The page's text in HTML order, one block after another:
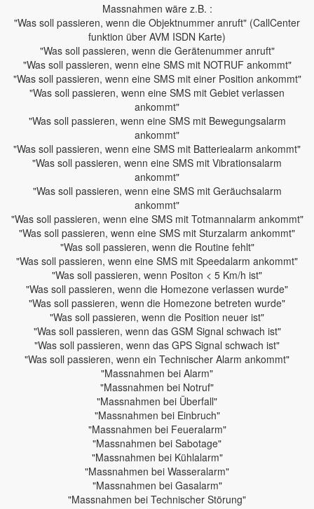
Massnahmen wäre z.B. :
"Was soll passieren, wenn die Objektnummer anruft" (CallCenter
funktion über AVM ISDN Karte)
"Was soll passieren, wenn die Gerätenummer anruft"
"Was soll passieren, wenn eine SMS mit NOTRUF ankommt"
"Was soll passieren, wenn eine SMS mit einer Position ankommt"
"Was soll passieren, wenn eine SMS mit Gebiet verlassen
ankommt"
"Was soll passieren, wenn eine SMS mit Bewegungsalarm
ankommt"
"Was soll passieren, wenn eine SMS mit Batteriealarm ankommt"
"Was soll passieren, wenn eine SMS mit Vibrationsalarm
ankommt"
"Was soll passieren, wenn eine SMS mit Geräuchsalarm
ankommt"
"Was soll passieren, wenn eine SMS mit Totmannalarm ankommt"
"Was soll passieren, wenn eine SMS mit Sturzalarm ankommt"
"Was soll passieren, wenn die Routine fehlt"
"Was soll passieren, wenn eine SMS mit Speedalarm ankommt"
"Was soll passieren, wenn Positon < 5 Km/h ist"
"Was soll passieren, wenn die Homezone verlassen wurde"
"Was soll passieren, wenn die Homezone betreten wurde"
"Was soll passieren, wenn die Position neuer ist"
"Was soll passieren, wenn das GSM Signal schwach ist"
"Was soll passieren, wenn das GPS Signal schwach ist"
"Was soll passieren, wenn ein Technischer Alarm ankommt"
"Massnahmen bei Alarm"
"Massnahmen bei Notruf"
"Massnahmen bei Überfall"
"Massnahmen bei Einbruch"
"Massnahmen bei Feueralarm"
"Massnahmen bei Sabotage"
"Massnahmen bei Kühlalarm"
"Massnahmen bei Wasseralarm"
"Massnahmen bei Gasalarm"
"Massnahmen bei Technischer Störung"